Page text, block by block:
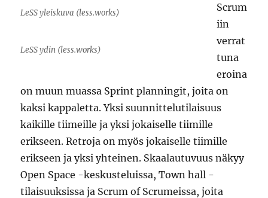
LeSS yleiskuva (less.works)
LeSS ydin (less.works)
Scrum
iin
verrat
tuna
eroina
on muun muassa Sprint planningit, joita on
kaksi kappaletta. Yksi suunnittelutilaisuus
kaikille tiimeille ja yksi jokaiselle tiimille
erikseen. Retroja on myös jokaiselle tiimille
erikseen ja yksi yhteinen. Skaalautuvuus näkyy
Open Space -keskusteluissa, Town hall -
tilaisuuksissa ja Scrum of Scrumeissa, joita